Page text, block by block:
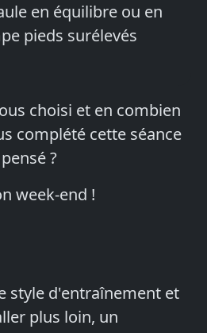
en équilibre ou en
pieds surélevés
choisi et en combien
complété cette séance
?
week-end !
style d'entraînement et
plus loin, un